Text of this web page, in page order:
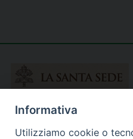
Informativa
Utilizziamo cookie o